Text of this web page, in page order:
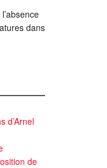
dans
d’Arnel
de